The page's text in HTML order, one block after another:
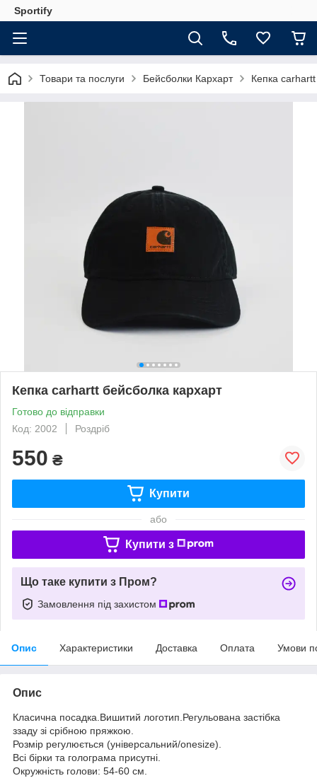
Sportify
Товари та послуги Бейсболки Кархарт Кепка
Кепка carhartt бейсболка кархарт
Готово до відправки
Код: 2002
Роздріб
550 ₴
Купити
або
Купити з
Що таке купити з Пром?
Замовлення під захистом
Опис Характеристики Доставка Оплата Умови
Опис
Класична посадка.Вишитий логотип.Регульована застібка
ззаду зі срібною пряжкою.
Розмір регулюється (універсальний/onesize).
Всі бірки та голограма присутні.
Окружність голови: 54-60 см.